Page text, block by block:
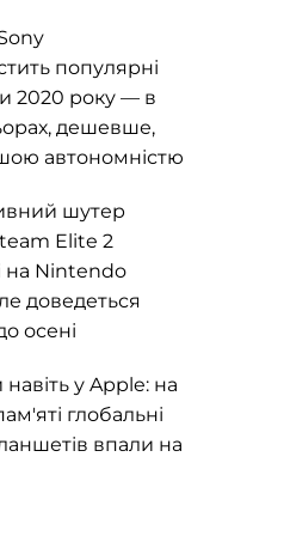
популярні
2020 року — в
дешевше,
автономністю
шутер
Elite 2
на Nintendo
доведеться
осені
у Apple: на
глобальні
впали на